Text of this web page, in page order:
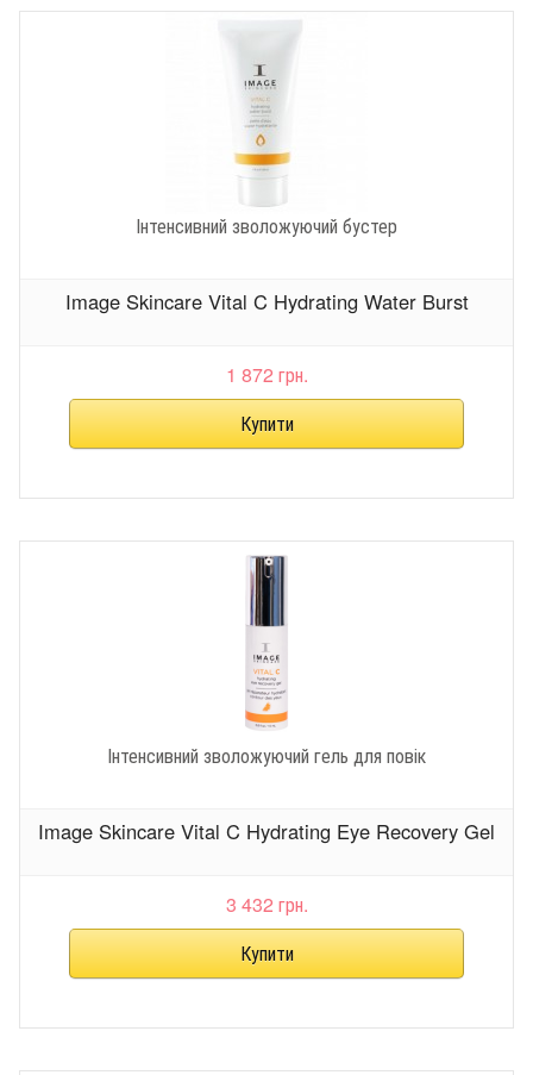
Інтенсивний зволожуючий бустер
Image Skincare Vital C Hydrating Water Burst
1 872 грн.
Інтенсивний зволожуючий гель для повік
Image Skincare Vital C Hydrating Eye Recovery Gel
3 432 грн.